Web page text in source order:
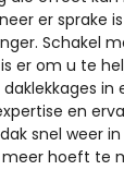
er sprake
Schakel
is er om u te
in
en
snel weer
hoeft te